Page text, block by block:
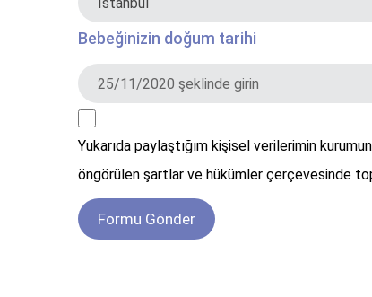
Bebeğinizin doğum tarihi
Yukarıda paylaştığım kişisel verilerimin
öngörülen şartlar ve hükümler çerçevesinde